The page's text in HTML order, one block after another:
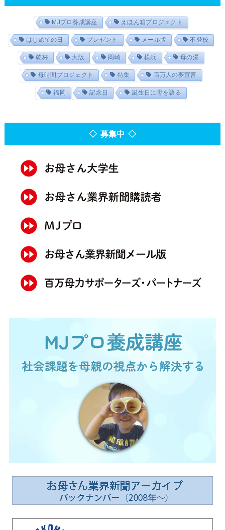
MJプロ養成講座 えほん箱プロジェクト
はじめての日 プレゼント メール版 不登校
乾杯 大阪 岡崎 横浜 母の湯
母時間プロジェクト 特集 百万人の夢宣言
福岡 記念日 誕生日に母を語る
◇ 募集中 ◇